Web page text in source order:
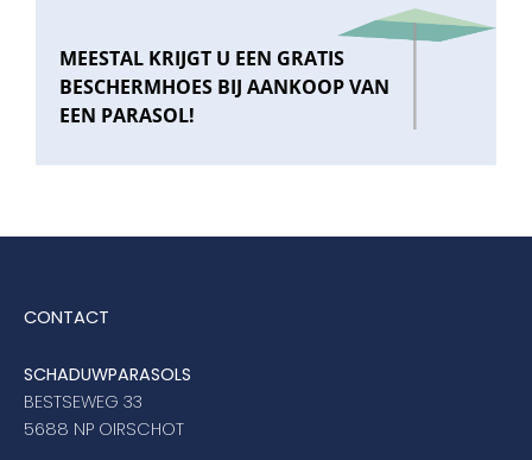
MEESTAL KRIJGT U EEN GRATIS
BESCHERMHOES BIJ AANKOOP VAN
EEN PARASOL!
CONTACT
SCHADUWPARASOLS
BESTSEWEG 33
5688 NP OIRSCHOT